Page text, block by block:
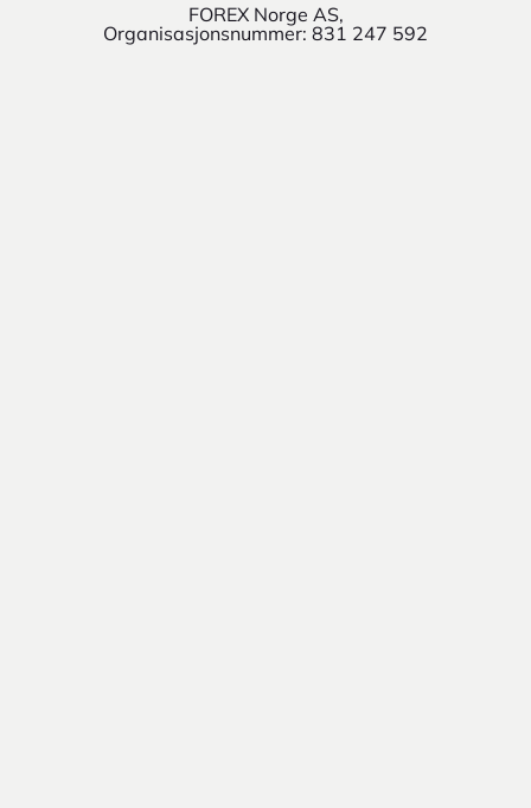
FOREX Norge AS,
Organisasjonsnummer: 831 247 592